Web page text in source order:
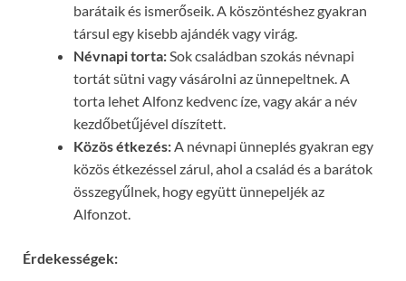
barátaik és ismerőseik. A köszöntéshez gyakran
társul egy kisebb ajándék vagy virág.
Névnapi torta: Sok családban szokás névnapi
tortát sütni vagy vásárolni az ünnepeltnek. A
torta lehet Alfonz kedvenc íze, vagy akár a név
kezdőbetűjével díszített.
Közös étkezés: A névnapi ünneplés gyakran egy
közös étkezéssel zárul, ahol a család és a barátok
összegyűlnek, hogy együtt ünnepeljék az
Alfonzot.
Érdekességek: